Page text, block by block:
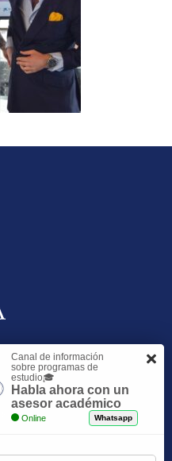
Canal de información
sobre programas de
estudio🎓
Habla ahora con un
asesor académico
Online Whatsapp